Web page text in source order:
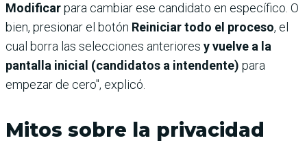
Modificarpara cambiar ese candidato en específico. O
bien, presionar el botón Reiniciar todo el proceso, el
cual borra las selecciones anteriores y vuelve a la
pantalla inicial (candidatos a intendente) para
empezar de cero", explicó.
Mitos sobre la privacidad